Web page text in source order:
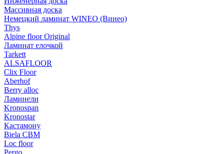
Массивная доска
Немецкий ламинат WINEO (Винео)
Thys
Alpine floor Original
Ламинат елочкой
Tarkett
ALSAFLOOR
Clix Floor
Aberhof
Berry alloc
Ламинели
Kronospan
Kronostar
Кастамону
Biela CBM
Loc floor
Pergo